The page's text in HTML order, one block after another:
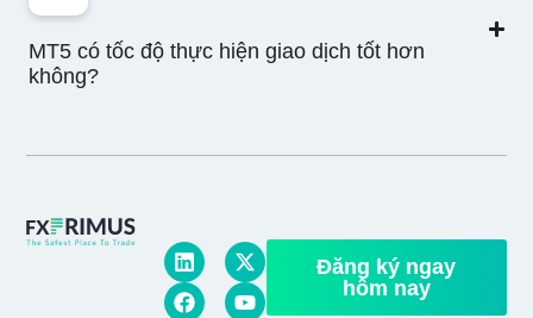
MT5 có tốc độ thực hiện giao dịch tốt hơn
không?
Đăng ký ngay
hôm nay